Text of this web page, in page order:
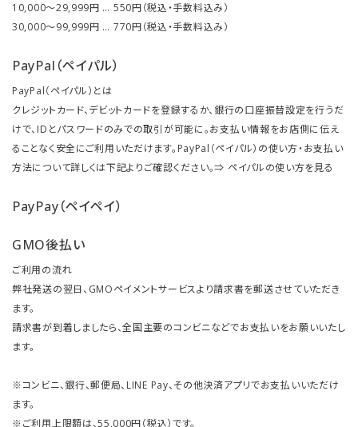
10,000～29,999円 … 550円（税込・手数料込み）
30,000～99,999円 … 770円（税込・手数料込み）
PayPal（ペイパル）
PayPal（ペイパル）とは
クレジットカード、デビットカードを登録するか、銀行の口座振替設定を行うだ
けで、IDとパスワードのみでの取引が可能に。お支払い情報をお店側に伝え
ることなく安全にご利用いただけます。PayPal（ペイパル）の使い方・お支払い
方法について詳しくは下記よりご確認ください。⇒ ペイパルの使い方を見る
PayPay（ペイペイ）
GMO後払い
ご利用の流れ
弊社発送の翌日、GMOペイメントサービスより請求書を郵送させていただき
ます。
請求書が到着しましたら、全国主要のコンビニなどでお支払いをお願いいたし
ます。
※コンビニ、銀行、郵便局、LINE Pay、その他決済アプリでお支払いいただけ
ます。
※ご利用上限額は、55,000円（税込）です。